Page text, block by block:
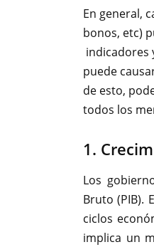
En general,
bonos, etc)
indicadores
puede
de esto,
todos los
1.
Los
Bruto (PIB).
ciclos
implica un